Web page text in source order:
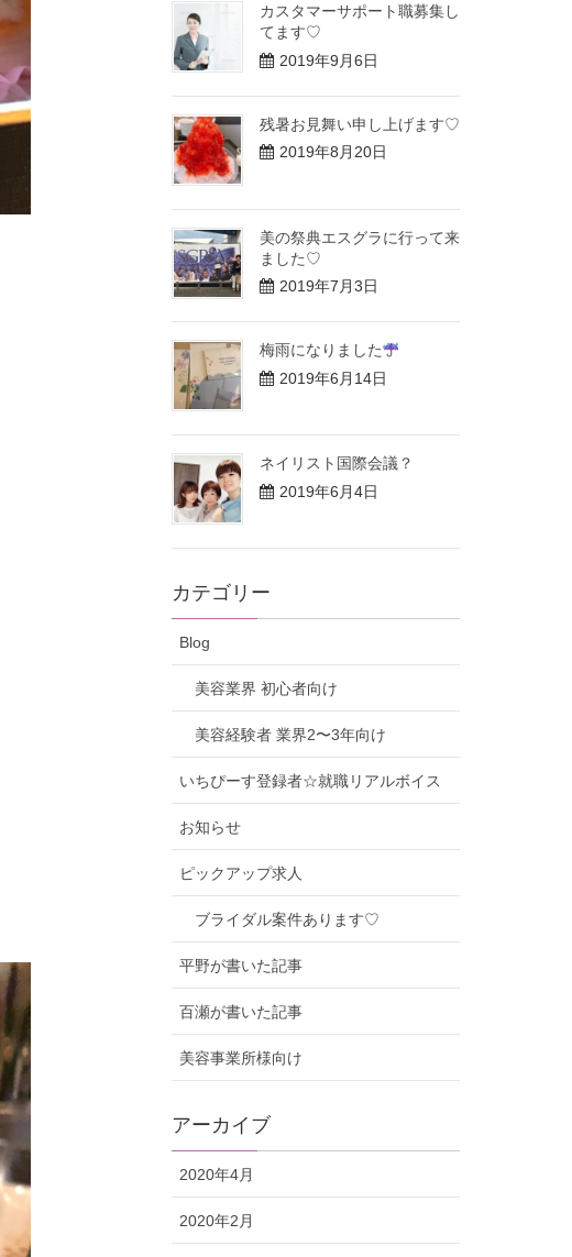
カスタマーサポート職募集し
てます♡
2019年9月6日
残暑お見舞い申し上げます♡
2019年8月20日
美の祭典エスグラに行って来
ました♡
2019年7月3日
梅雨になりました
2019年6月14日
ネイリスト国際会議？
2019年6月4日
カテゴリー
Blog
美容業界 初心者向け
美容経験者 業界2〜3年向け
いちぴーす登録者☆就職リアルボイス
お知らせ
ピックアップ求人
ブライダル案件あります♡
平野が書いた記事
百瀬が書いた記事
美容事業所様向け
アーカイブ
2020年4月
2020年2月